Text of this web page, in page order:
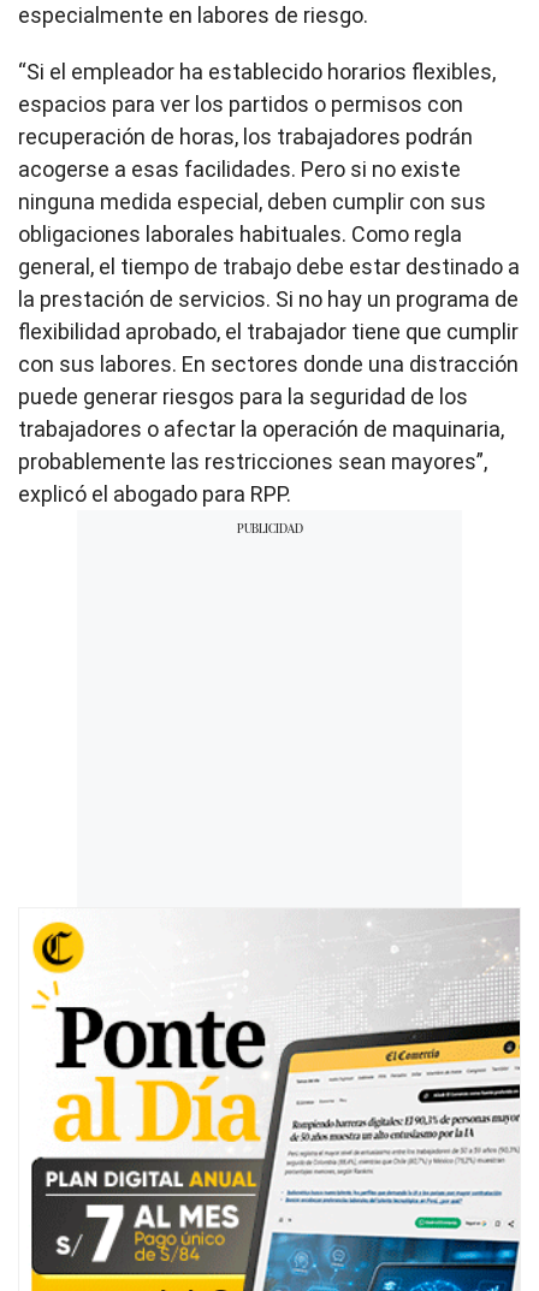
especialmente en labores de riesgo.
“Si el empleador ha establecido horarios flexibles,
espacios para ver los partidos o permisos con
recuperación de horas, los trabajadores podrán
acogerse a esas facilidades. Pero si no existe
ninguna medida especial, deben cumplir con sus
obligaciones laborales habituales. Como regla
general, el tiempo de trabajo debe estar destinado a
la prestación de servicios. Si no hay un programa de
flexibilidad aprobado, el trabajador tiene que cumplir
con sus labores. En sectores donde una distracción
puede generar riesgos para la seguridad de los
trabajadores o afectar la operación de maquinaria,
probablemente las restricciones sean mayores”,
explicó el abogado para RPP.